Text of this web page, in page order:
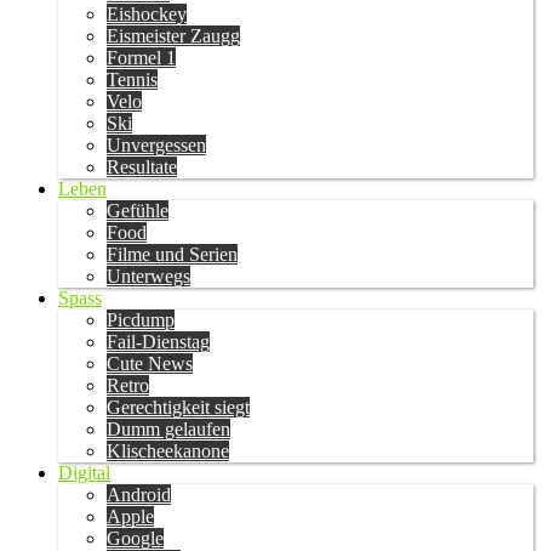
Eishockey
Eismeister Zaugg
Formel 1
Tennis
Velo
Ski
Unvergessen
Resultate
Leben
Gefühle
Food
Filme und Serien
Unterwegs
Spass
Picdump
Fail-Dienstag
Cute News
Retro
Gerechtigkeit siegt
Dumm gelaufen
Klischeekanone
Digital
Android
Apple
Google